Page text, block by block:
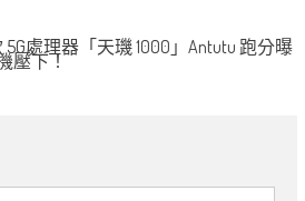
5G處理器「天璣 1000」Antutu 跑分曝
壓下！